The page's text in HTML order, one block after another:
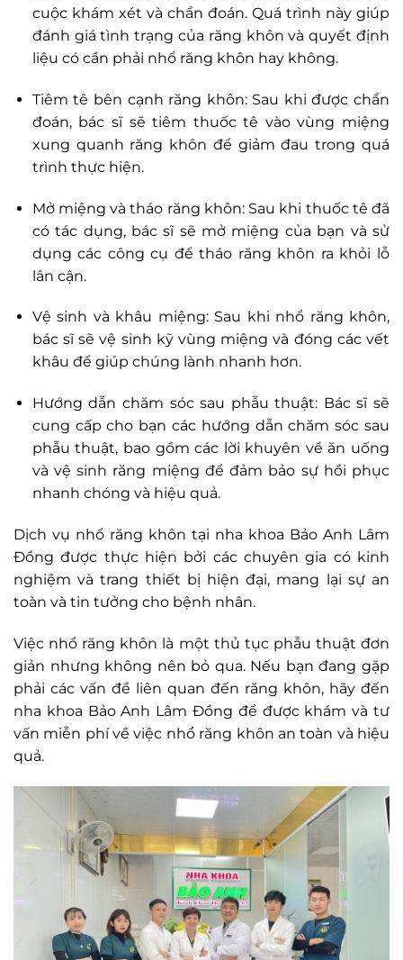
cuộc khám xét và chẩn đoán. Quá trình này giúp
đánh giá tình trạng của răng khôn và quyết định
liệu có cần phải nhổ răng khôn hay không.
Tiêm tê bên cạnh răng khôn: Sau khi được chẩn
đoán, bác sĩ sẽ tiêm thuốc tê vào vùng miệng
xung quanh răng khôn để giảm đau trong quá
trình thực hiện.
Mở miệng và tháo răng khôn: Sau khi thuốc tê đã
có tác dụng, bác sĩ sẽ mở miệng của bạn và sử
dụng các công cụ để tháo răng khôn ra khỏi lỗ
lân cận.
Vệ sinh và khâu miệng: Sau khi nhổ răng khôn,
bác sĩ sẽ vệ sinh kỹ vùng miệng và đóng các vết
khâu để giúp chúng lành nhanh hơn.
Hướng dẫn chăm sóc sau phẫu thuật: Bác sĩ sẽ
cung cấp cho bạn các hướng dẫn chăm sóc sau
phẫu thuật, bao gồm các lời khuyên về ăn uống
và vệ sinh răng miệng để đảm bảo sự hồi phục
nhanh chóng và hiệu quả.
Dịch vụ nhổ răng khôn tại nha khoa Bảo Anh Lâm
Đồng được thực hiện bởi các chuyên gia có kinh
nghiệm và trang thiết bị hiện đại, mang lại sự an
toàn và tin tưởng cho bệnh nhân.
Việc nhổ răng khôn là một thủ tục phẫu thuật đơn
giản nhưng không nên bỏ qua. Nếu bạn đang gặp
phải các vấn đề liên quan đến răng khôn, hãy đến
nha khoa Bảo Anh Lâm Đồng để được khám và tư
vấn miễn phí về việc nhổ răng khôn an toàn và hiệu
quả.